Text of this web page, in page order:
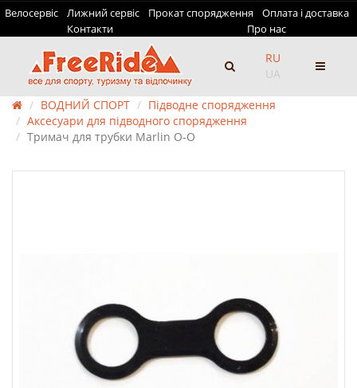
Велосервіс Лижний сервіс Прокат спорядження
Оплата і доставка
Контакти
Про нас
RU
UA
ВОДНИЙ СПОРТ
Підводне спорядження
Аксесуари для підводного спорядження
Тримач для трубки Marlin О-О